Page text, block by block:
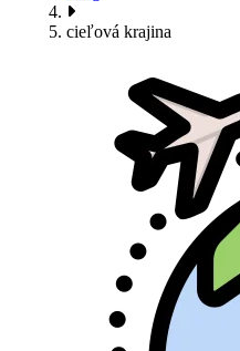
cieľová krajina